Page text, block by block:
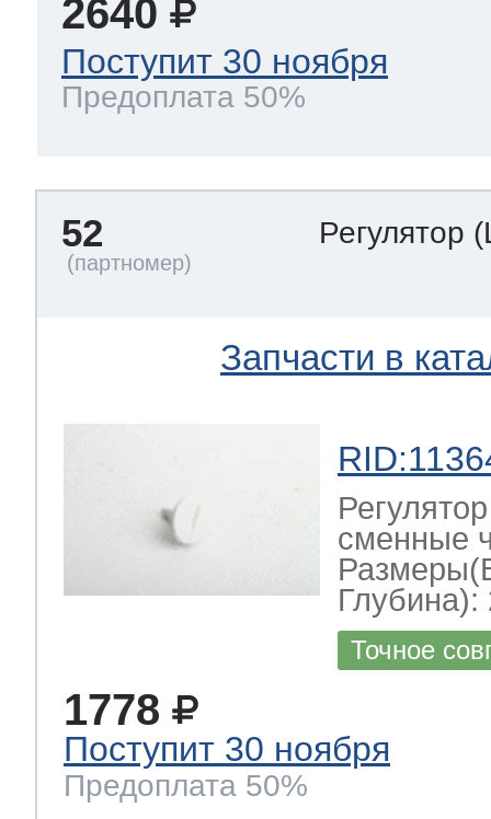
2640
Поступит 30 ноября
Предоплата 50%
52 Регулятор
Запчасти в
сменные
Глубина):
Точное
1778
Поступит 30 ноября
Предоплата 50%